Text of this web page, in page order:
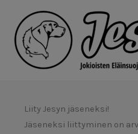
sisältöön
Liity Jesyn jäseneksi!
Jäseneksi liittyminen on